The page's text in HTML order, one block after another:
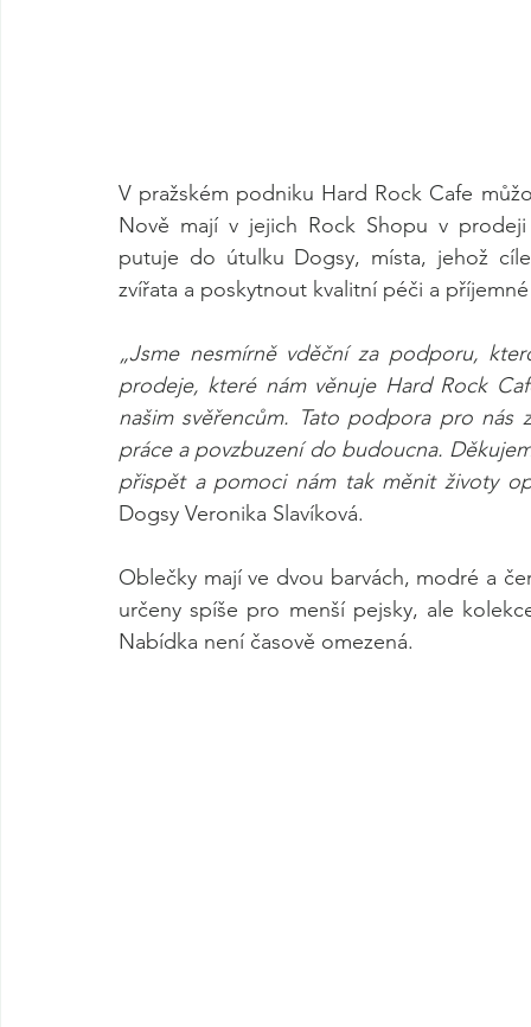
V pražském podniku Hard Rock Cafe
Nově mají v jejich Rock Shopu v
putuje do útulku Dogsy, místa, jehož
zvířata a poskytnout kvalitní péči a
„Jsme nesmírně vděční za podporu,
prodeje, které nám věnuje Hard Rock
našim svěřencům. Tato podpora pro nás
práce a povzbuzení do budoucna.
přispět a pomoci nám tak měnit životy
Dogsy Veronika Slavíková.
Oblečky mají ve dvou barvách, modré a
určeny spíše pro menší pejsky, ale
Nabídka není časově omezená.